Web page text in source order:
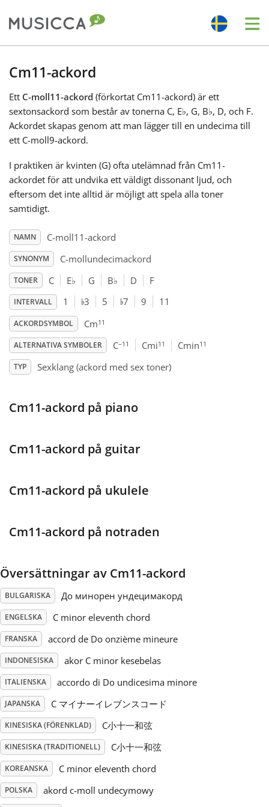
Български
Dansk
Deutsch
English
Español
Français
한국어
हिन्दी
Italiano
日本語
Polski
Svenska
Tiếng Việt
Türkçe
简体中文
繁體中文
Cm11-ackord
Ett C-moll11-ackord (förkortat Cm11-ackord) är ett
sextonsackord som består av tonerna C, E♭, G, B♭, D, och F.
Ackordet skapas genom att man lägger till en undecima till
ett C-moll9-ackord.
I praktiken är kvinten (G) ofta utelämnad från Cm11-
ackordet för att undvika ett väldigt dissonant ljud, och
eftersom det inte alltid är möjligt att spela alla toner
samtidigt.
NAMN C-moll11-ackord
SYNONYM C-mollundecimackord
TONER C E♭ G B♭ D F
INTERVALL 1 ♭3 5 ♭7 9 11
ACKORDSYMBOL Cm11
ALTERNATIVA SYMBOLER C–11 Cmi11 Cmin11
TYP Sexklang (ackord med sex toner)
Cm11-ackord på piano
Cm11-ackord på guitar
Cm11-ackord på ukulele
Cm11-ackord på notraden
Översättningar av Cm11-ackord
BULGARISKA До минорен ундецимакорд
ENGELSKA C minor eleventh chord
FRANSKA accord de Do onzième mineure
INDONESISKA akor C minor kesebelas
ITALIENSKA accordo di Do undicesima minore
JAPANSKA C マイナーイレブンスコード
KINESISKA (FÖRENKLAD) C小十一和弦
KINESISKA (TRADITIONELL) C小十一和弦
KOREANSKA C minor eleventh chord
POLSKA akord c-moll undecymowy